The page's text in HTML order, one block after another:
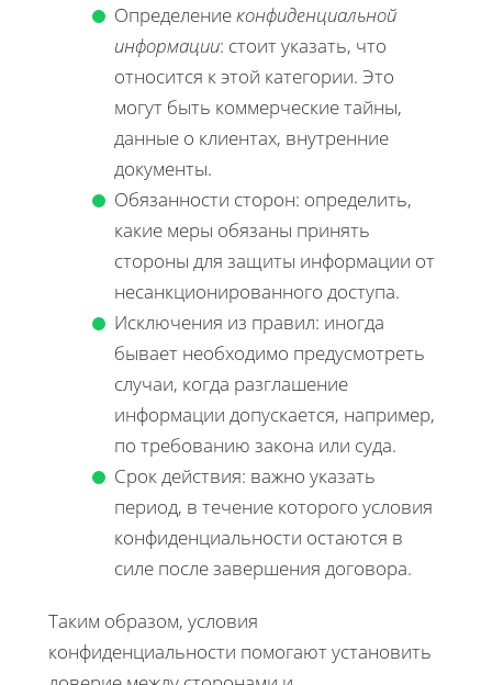
Определение конфиденциальной
информации: стоит указать, что
относится к этой категории. Это
могут быть коммерческие тайны,
данные о клиентах, внутренние
документы.
Обязанности сторон: определить,
какие меры обязаны принять
стороны для защиты информации от
несанкционированного доступа.
Исключения из правил: иногда
бывает необходимо предусмотреть
случаи, когда разглашение
информации допускается, например,
по требованию закона или суда.
Срок действия: важно указать
период, в течение которого условия
конфиденциальности остаются в
силе после завершения договора.
Таким образом, условия
конфиденциальности помогают установить